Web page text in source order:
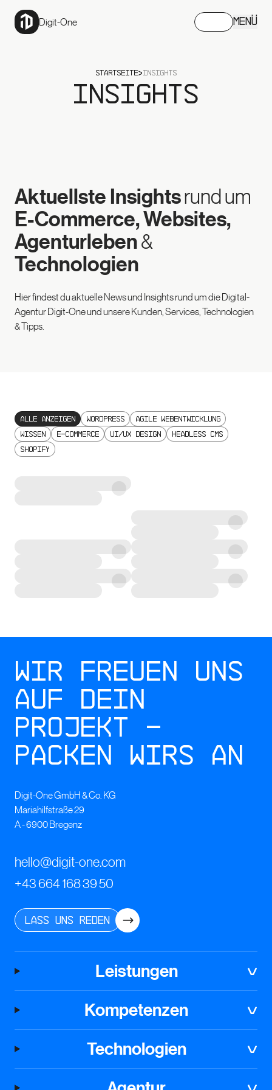
Digit-One MENÜ
STARTSEITE INSIGHTS
Insights
Aktuellste Insightsrund um
E-Commerce, Websites,
Agenturleben&
Technologien
Hier findest du aktuelle News und Insights rund um die Digital-
Agentur Digit-One und unsere Kunden, Services, Technologien
& Tipps.
Alle anzeigen WordPress
Agile Webentwicklung
Wissen
E-Commerce UI/UX Design
Headless CMS
Shopify
Wir freuen uns
auf dein
Projekt –
packen wirs an
Digit-One GmbH & Co. KG
Mariahilfstraße 29
A - 6900 Bregenz
hello@digit-one.com
+43 664 168 39 50
Lass uns reden
Leistungen
Kompetenzen
Technologien